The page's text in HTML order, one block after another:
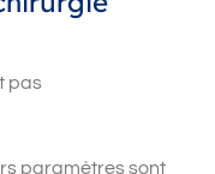
pas
paramètres sont